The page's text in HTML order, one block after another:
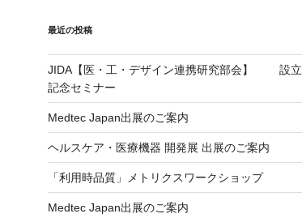
最近の投稿
JIDA【医・工・デザイン連携研究部会】 設立
記念セミナー
Medtec Japan出展のご案内
ヘルスケア・医療機器 開発展 出展のご案内
「利用時品質」メトリクスワークショップ
Medtec Japan出展のご案内